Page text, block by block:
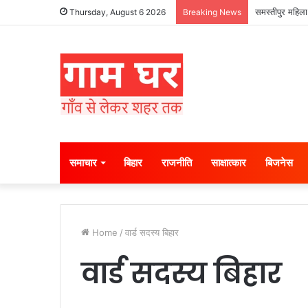
Thursday, August 6 2026 Breaking News समस्तीपुर
समाचार बिहार राजनीति साक्षात्कार बिजनेस
Home / वार्ड सदस्य बिहार
वार्ड सदस्य बिहार